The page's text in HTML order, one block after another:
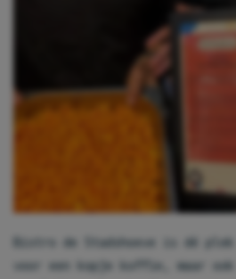
Bistro de Stadshoeve is dé
voor een kopje koffie, maar
cookie-
privacy